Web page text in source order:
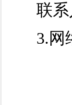
联
3.网